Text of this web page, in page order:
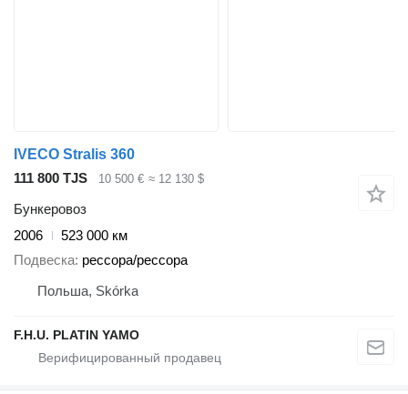
IVECO Stralis 360
111 800 TJS
10 500 € ≈ 12 130 $
Бункеровоз
2006
523 000 км
Подвеска рессора/рессора
Польша, Skórka
F.H.U. PLATIN YAMO